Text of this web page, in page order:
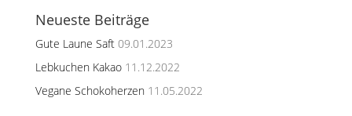
Neueste Beiträge
Gute Laune Saft 09.01.2023
Lebkuchen Kakao 11.12.2022
Vegane Schokoherzen 11.05.2022